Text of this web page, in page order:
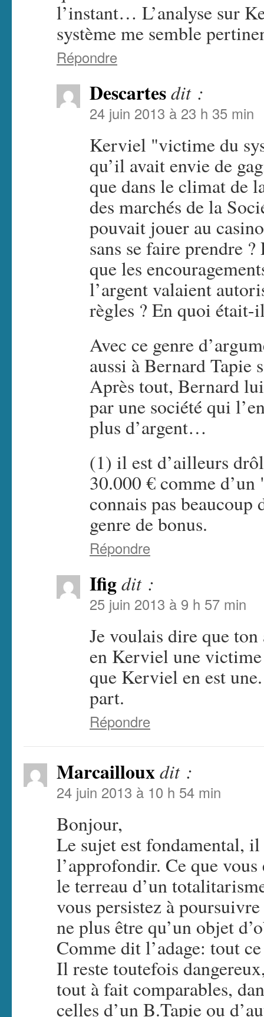
l’instant… L’analyse sur
système me semble
Répondre
Descartesdit :
24 juin 2013 à 23 h 35 min
Kerviel "victime du
qu’il avait envie de
que dans le climat de
des marchés de la
pouvait jouer au
sans se faire prendre
que les
l’argent valaient
règles ? En quoi
Avec ce genre
aussi à Bernard Tapie
Après tout, Bernard
par une société qui
plus d’argent…
(1) il est d’ailleurs
30.000 € comme
connais pas beaucoup
genre de bonus.
Répondre
Ifigdit :
25 juin 2013 à 9 h 57 min
Je voulais dire que
en Kerviel une victime
que Kerviel en est
part.
Répondre
Marcaillouxdit :
24 juin 2013 à 10 h 54 min
Bonjour,
Le sujet est fondamental,
l’approfondir. Ce que
le terreau d’un
vous persistez à
ne plus être qu’un objet
Comme dit l’adage: tout
Il reste toutefois
tout à fait comparables,
celles d’un B.Tapie ou